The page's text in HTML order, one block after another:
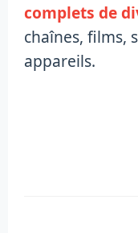
complets de
chaînes, films,
appareils.